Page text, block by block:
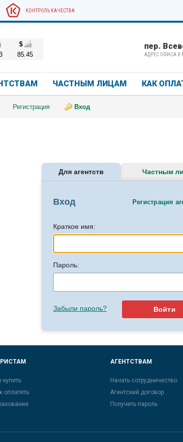
КОНТРОЛЬ КАЧЕСТВА
пер.
АДРЕС ОФИСА В
ЧАСТНЫМ ЛИЦАМ КАК
$
85.45
Регистрация Вход
Для агентств Частным
Вход Регистрация
Краткое имя:
Пароль:
Забыли пароль? Войти
купить
оплатить
АГЕНТСТВАМ
Начать сотрудничество
Агентский договор
Получить пароль